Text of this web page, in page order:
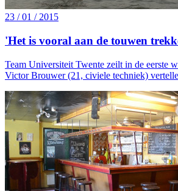
23 / 01 / 2015
'Het is vooral aan de touwen
Team Universiteit Twente zeilt in de eerste
Victor Brouwer (21, civiele techniek)